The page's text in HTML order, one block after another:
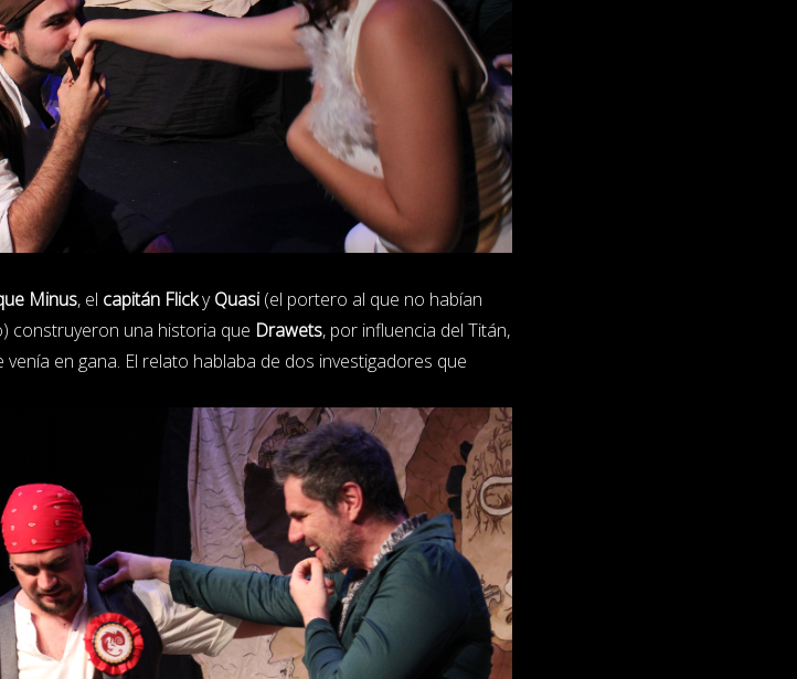
Minus, el capitán FlickyQuasi (el portero al que no habían
construyeron una historia que Drawets, por influencia del Titán,
venía en gana. El relato hablaba de dos investigadores que